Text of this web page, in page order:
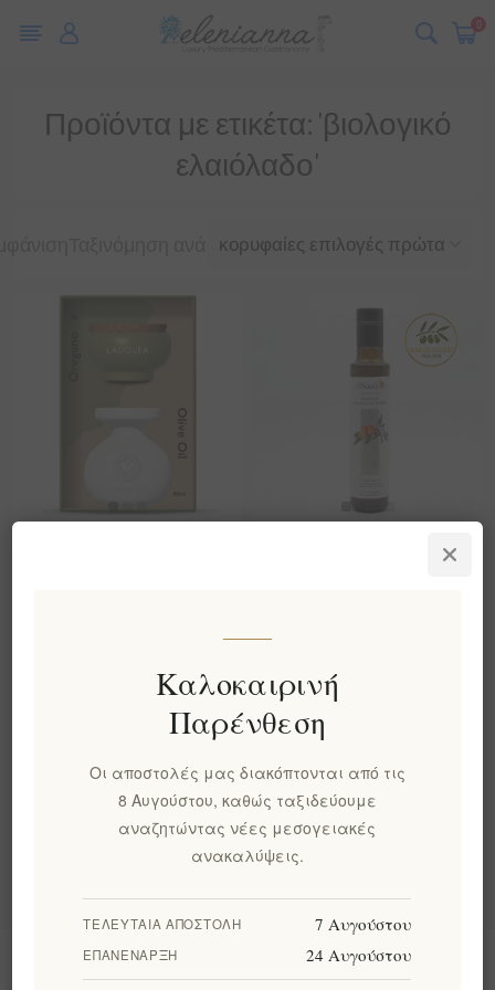
0
Κατηγορίες
Δημοφιλεις ετικετες
Προϊόντα με ετικέτα: 'βιολογικό
ελαιόλαδο'
€20,00 χωρίς ΦΠΑ
Biolea Βιολογικό Έξτρα
€9,90 χωρίς ΦΠΑ
ισοδυναμεί με €39,60 ανά 1
lt
Πληροφορίες
Καλοκαιρινή
Παρένθεση
Οι αποστολές μας διακόπτονται από τις
8 Αυγούστου, καθώς ταξιδεύουμε
αναζητώντας νέες μεσογειακές
ανακαλύψεις.
ΤΕΛΕΥΤΑΊΑ ΑΠΟΣΤΟΛΉ 7 Αυγούστου
ΕΠΑΝΈΝΑΡΞΗ 24 Αυγούστου